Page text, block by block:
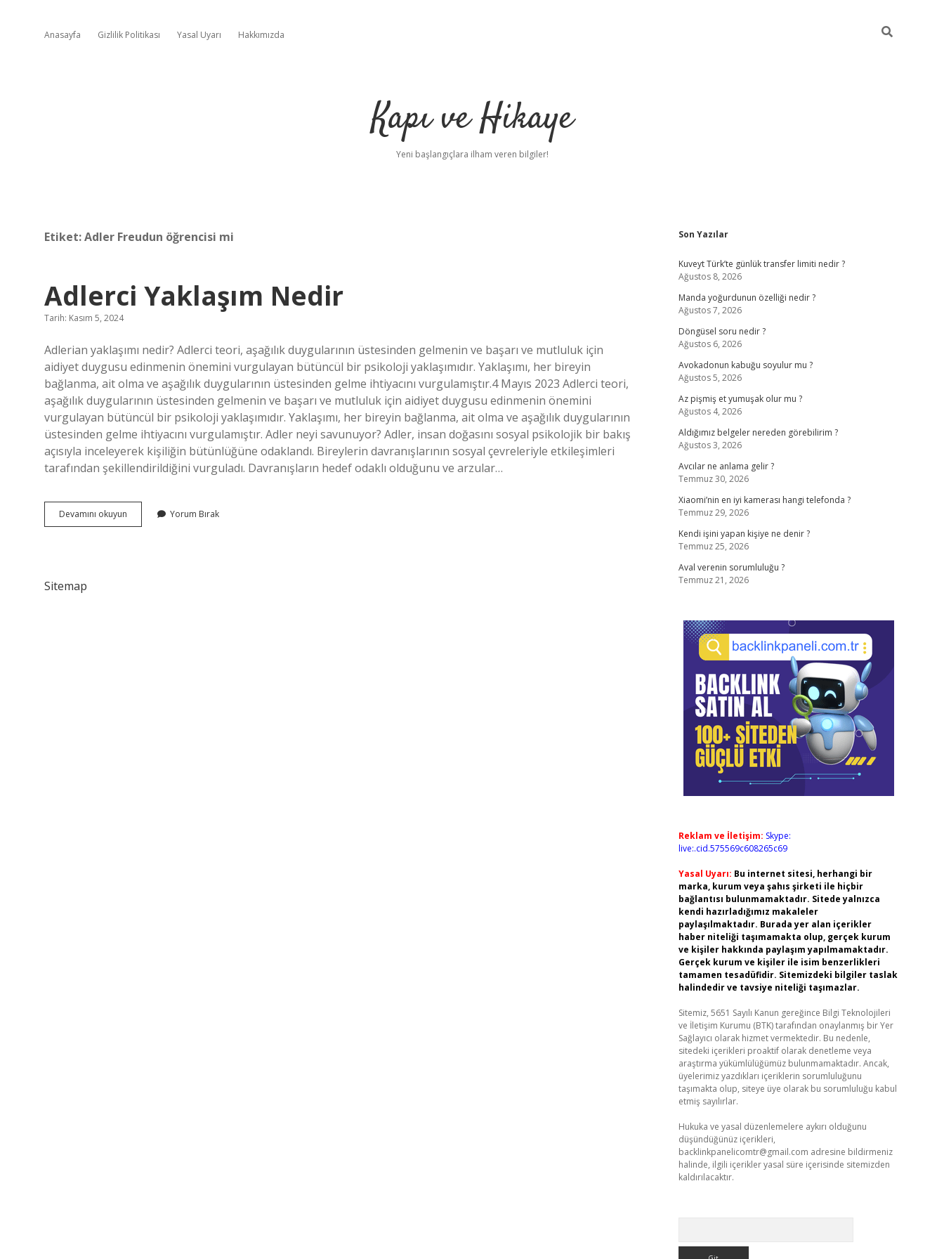
Anasayfa Gizlilik Politikası Yasal Uyarı Hakkımızda
Kapı ve Hikaye
Yeni başlangıçlara ilham veren bilgiler!
Etiket:Adler Freudun öğrencisi mi
Adlerci Yaklaşım Nedir
Tarih: Kasım 5, 2024
Adlerian yaklaşımı nedir? Adlerci teori, aşağılık duygularının üstesinden gelmenin ve başarı ve mutluluk için
aidiyet duygusu edinmenin önemini vurgulayan bütüncül bir psikoloji yaklaşımıdır. Yaklaşımı, her bireyin
bağlanma, ait olma ve aşağılık duygularının üstesinden gelme ihtiyacını vurgulamıştır.4 Mayıs 2023 Adlerci teori,
aşağılık duygularının üstesinden gelmenin ve başarı ve mutluluk için aidiyet duygusu edinmenin önemini
vurgulayan bütüncül bir psikoloji yaklaşımıdır. Yaklaşımı, her bireyin bağlanma, ait olma ve aşağılık duygularının
üstesinden gelme ihtiyacını vurgulamıştır. Adler neyi savunuyor? Adler, insan doğasını sosyal psikolojik bir bakış
açısıyla inceleyerek kişiliğin bütünlüğüne odaklandı. Bireylerin davranışlarının sosyal çevreleriyle etkileşimleri
tarafından şekillendirildiğini vurguladı. Davranışların hedef odaklı olduğunu ve arzular…
Devamını okuyun
Yaklaşım
Yorum Bırak
Sitemap
Sidebar
Son Yazılar
Kuveyt Türk’te günlük transfer limiti nedir ?
Ağustos 8, 2026
Manda yoğurdunun özelliği nedir ?
Ağustos 7, 2026
Döngüsel soru nedir ?
Ağustos 6, 2026
Avokadonun kabuğu soyulur mu ?
Ağustos 5, 2026
Az pişmiş et yumuşak olur mu ?
Ağustos 4, 2026
Aldığımız belgeler nereden görebilirim ?
Ağustos 3, 2026
Avcılar ne anlama gelir ?
Temmuz 30, 2026
Xiaomi’nin en iyi kamerası hangi telefonda ?
Temmuz 29, 2026
Kendi işini yapan kişiye ne denir ?
Temmuz 25, 2026
Aval verenin sorumluluğu ?
Temmuz 21, 2026
Reklam ve İletişim: Skype:
live:.cid.575569c608265c69
Yasal Uyarı: Bu internet sitesi, herhangi bir
marka, kurum veya şahıs şirketi ile hiçbir
bağlantısı bulunmamaktadır. Sitede yalnızca
kendi hazırladığımız makaleler
paylaşılmaktadır. Burada yer alan içerikler
haber niteliği taşımamakta olup, gerçek kurum
ve kişiler hakkında paylaşım yapılmamaktadır.
Gerçek kurum ve kişiler ile isim benzerlikleri
tamamen tesadüfidir. Sitemizdeki bilgiler taslak
halindedir ve tavsiye niteliği taşımazlar.
Sitemiz, 5651 Sayılı Kanun gereğince Bilgi Teknolojileri
ve İletişim Kurumu (BTK) tarafından onaylanmış bir Yer
Sağlayıcı olarak hizmet vermektedir. Bu nedenle,
sitedeki içerikleri proaktif olarak denetleme veya
araştırma yükümlülüğümüz bulunmamaktadır. Ancak,
üyelerimiz yazdıkları içeriklerin sorumluluğunu
taşımakta olup, siteye üye olarak bu sorumluluğu kabul
etmiş sayılırlar.
Hukuka ve yasal düzenlemelere aykırı olduğunu
düşündüğünüz içerikleri,
backlinkpanelicomtr@gmail.com adresine bildirmeniz
halinde, ilgili içerikler yasal süre içerisinde sitemizden
kaldırılacaktır.